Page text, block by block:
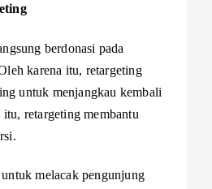
berdonasi pada
karena itu, retargeting
untuk menjangkau kembali
retargeting membantu
melacak pengunjung